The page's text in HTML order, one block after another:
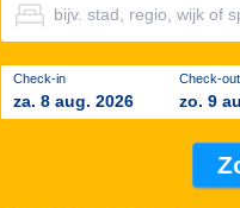
Check-in
za. 8 aug. 2026
Check-out
zo. 9